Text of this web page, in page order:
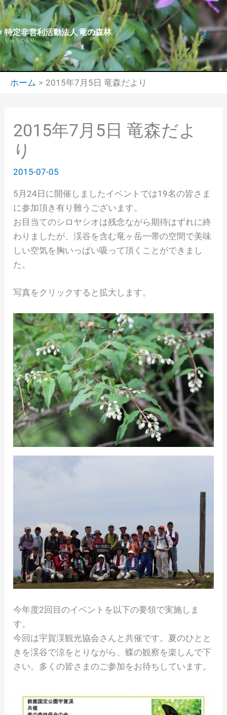
内
容
を
ス
キ
特定非営利活動法人 竜の森林
りゅうのもり
ホーム 2015年7月5日 竜森だより
2015年7月5日 竜森だよ
り
2015-07-05
5月24日に開催しましたイベントでは19名の皆さま
に参加頂き有り難うございます。
お目当てのシロヤシオは残念ながら期待はずれに終
わりましたが、渓谷を含む竜ヶ岳一帯の空間で美味
しい空気を胸いっぱい吸って頂くことができまし
た。
写真をクリックすると拡大します。
今年度2回目のイベントを以下の要領で実施しま
す。
今回は宇賀渓観光協会さんと共催です。夏のひとと
きを渓谷で涼をとりながら、蝶の観察を楽しんで下
さい。多くの皆さまのご参加をお待ちしています。